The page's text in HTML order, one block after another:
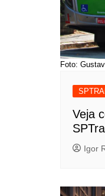
Foto:
Veja
Igor